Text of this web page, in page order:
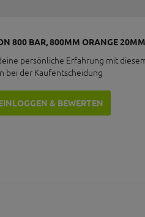
800 BAR, 800MM ORANGE 20MM
persönliche Erfahrung mit
bei der Kaufentscheidung
& BEWERTEN